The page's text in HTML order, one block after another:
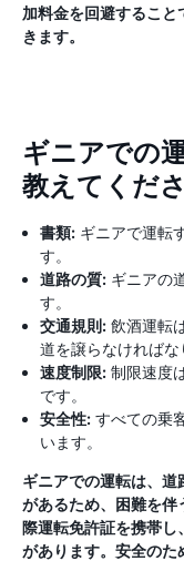
加料金を回避するこ
きます。
ギニアでの
教えてくださ
書類: ギニアで運転
す。
道路の質: ギニアの
す。
交通規則: 飲酒運転
道を譲らなければな
速度制限: 制限速度
です。
安全性: すべての乗
います。
ギニアでの運転は、
があるため、困難を伴
際運転免許証を携帯し
があります。安全のた